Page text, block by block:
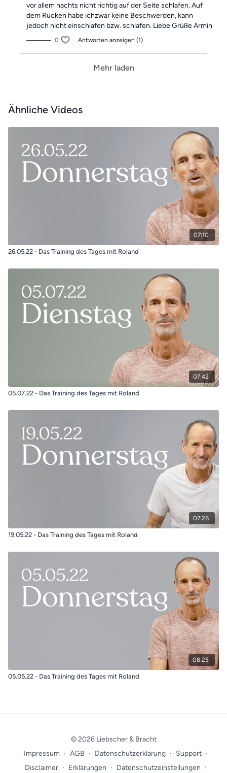
vor allem nachts nicht richtig auf der Seite schlafen. Auf
dem Rücken habe ichzwar keine Beschwerden, kann
jedoch nicht einschlafen bzw. schlafen. Liebe Grüße Armin
0 Antworten anzeigen (1)
Mehr laden
Ähnliche Videos
07:10
26.05.22 - Das Training des Tages mit Roland
07:42
05.07.22 - Das Training des Tages mit Roland
07:28
19.05.22 - Das Training des Tages mit Roland
08:25
05.05.22 - Das Training des Tages mit Roland
© 2026 Liebscher & Bracht
Impressum ∙ AGB ∙ Datenschutzerklärung ∙ Support ∙
Disclaimer ∙ Erklärungen ∙ Datenschutzeinstellungen ∙